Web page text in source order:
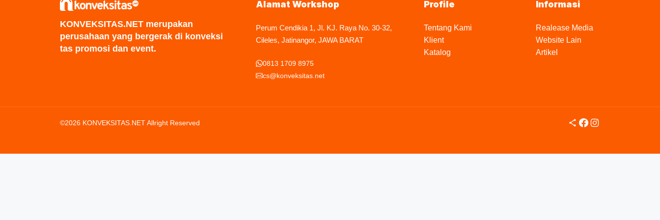
KONVEKSITAS.NET merupakan
perusahaan yang bergerak di konveksi
tas promosi dan event.
Alamat Workshop
Perum Cendikia 1, Jl. KJ. Raya No. 30-32,
Cileles, Jatinangor, JAWA BARAT
0813 1709 8975
cs@konveksitas.net
Profile
Tentang Kami
Klient
Katalog
Informasi
Realease Media
Website Lain
Artikel
©2026 KONVEKSITAS.NET Allright Reserved Share IconFacebook
Instagram